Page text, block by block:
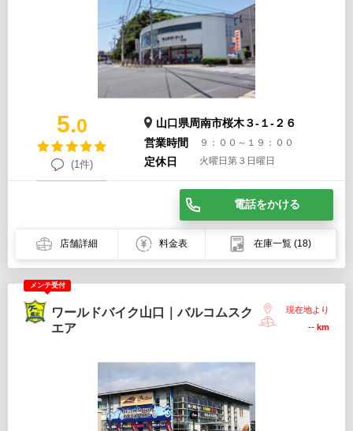
5.0
(1件)
山口県周南市桜木３-１-２６
営業時間
９：００～１９：００
定休日 火曜日第３日曜日
電話をかける
店舗詳細 料金表 在庫一覧 (18)
メンテ受付
ワールドバイク山口｜バルコムスク
エア
現在地より
-- km